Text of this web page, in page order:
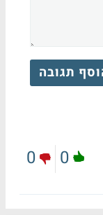
תגובה
0
0